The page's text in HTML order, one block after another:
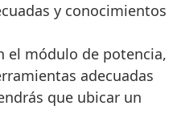
y conocimientos
el módulo de potencia,
adecuadas
que ubicar un